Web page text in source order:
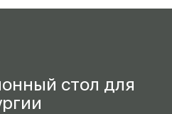
стол для